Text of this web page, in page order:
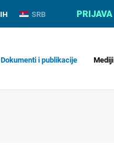
SRB PRIJAVA
Dokumenti i publikacije Mediji